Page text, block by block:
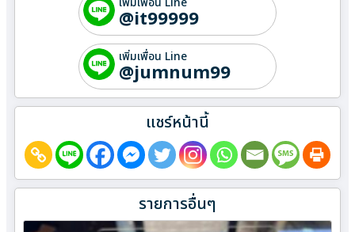
@it99999
เพิ่มเพื่อน Line
@jumnum99
แชร์หน้านี้
รายการอื่นๆ